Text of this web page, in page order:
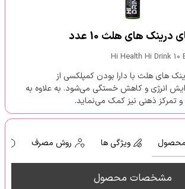
های هلث 10 عدد
Hi Health Hi Drink
های هلث با دارا بودن کمپلکسی از
انرژی و کاهش خستگی می‌شود. به علاوه به
تمرکز ذهنی نیز کمک می‌نماید.
ویژگی ها روش مصرف
مشخصات محصول